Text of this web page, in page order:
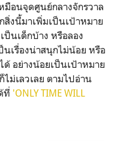
มือนจุดศูนย์กลางจักรวาล
กสิ่งนี้มาเพิ่มเป็นเป้าหมาย
ป็นเด็กบ้าง หรือลอง
เรื่องน่าสนุกไม่น้อย หรือ
อย่างน้อยเป็นเป้าหมาย
ม่เลวเลย ตามไปอ่าน
ที่ 'ONLY TIME WILL